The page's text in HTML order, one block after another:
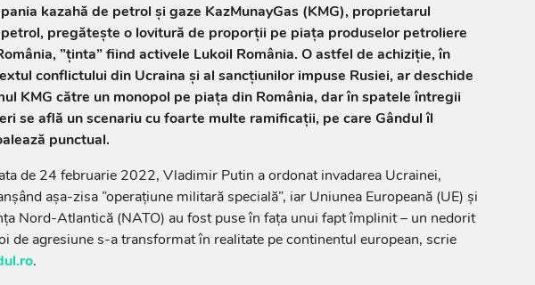
kazahă de petrol şi gaze KazMunayGas (KMG), proprietarul
pregătește o lovitură de proporții pe piața produselor petroliere
”ținta” fiind activele Lukoil România. O astfel de achiziție, în
conflictului din Ucraina și al sancțiunilor impuse Rusiei, ar deschide
KMG către un monopol pe piața din România, dar în spatele întregii
se află un scenariu cu foarte multe ramificații, pe care Gândul îl
punctual.
de 24 februarie 2022, Vladimir Putin a ordonat invadarea Ucrainei,
așa-zisa ”operațiune militară specială”, iar Uniunea Europeană (UE) și
Nord-Atlantică (NATO) au fost puse în fața unui fapt împlinit – un nedorit
de agresiune s-a transformat în realitate pe continentul european, scrie
.